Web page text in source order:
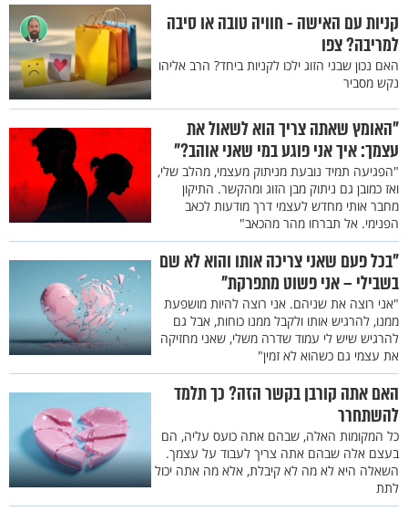
קניות עם האישה - חוויה טובה או סיבה
למריבה? צפו
האם נכון שבני הזוג ילכו לקניות ביחד? הרב אליהו
נקש מסביר
"האומץ שאתה צריך הוא לשאול את
עצמך: איך אני פוגע במי שאני אוהב?"
"הפגיעה תמיד נובעת מניתוק מעצמי, מהלב שלי,
ואז כמובן גם ניתוק מבן הזוג ומהקשר. התיקון
מחבר אותי מחדש לעצמי דרך מודעות לכאב
הפנימי. אל תברחו מהר מהכאב"
"בכל פעם שאני צריכה אותו והוא לא שם
בשבילי – אני פשוט מתפרקת"
"אני רוצה את שניהם. אני רוצה להיות מושפעת
ממנו, להרגיש אותו ולקבל ממנו כוחות, אבל גם
להרגיש שיש לי עמוד שדרה משלי, שאני מחזיקה
את עצמי גם כשהוא לא זמין"
האם אתה קורבן בקשר הזה? כך תלמד
להשתחרר
כל המקומות האלה, שבהם אתה כועס עליה, הם
בעצם אלה שבהם אתה צריך לעבוד על עצמך.
השאלה היא לא מה לא קיבלת, אלא מה אתה יכול
לתת